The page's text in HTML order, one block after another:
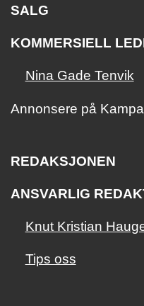
SALG
KOMMERSIELL
Nina Gade Tenvik
Annonsere på
REDAKSJONEN
ANSVARLIG
Knut Kristian
Tips oss